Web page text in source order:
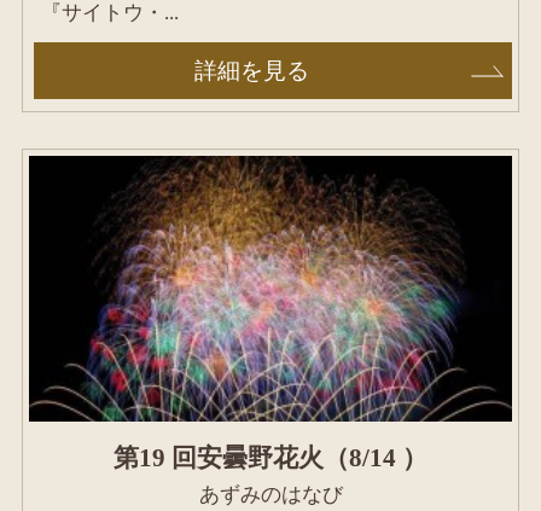
『サイトウ・...
詳細を見る
第19 回安曇野花火（8/14 ）
あずみのはなび